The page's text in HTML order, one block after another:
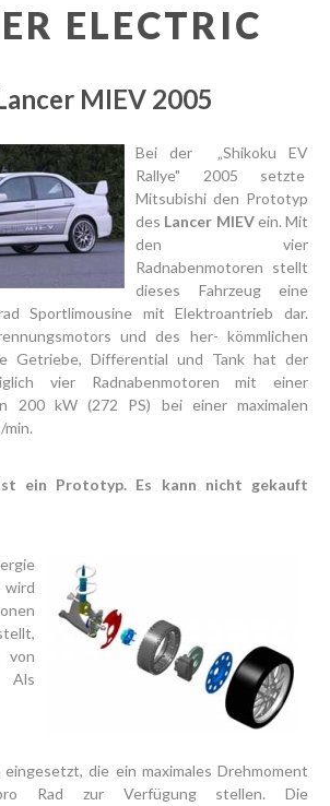
ELECTRIC
MIEV 2005
Bei der „Shikoku EV
Rallye" 2005 setzte
Mitsubishi den Prototyp
des Lancer MIEVein. Mit
den vier
Radnabenmotoren stellt
dieses Fahrzeug eine
Sportlimousine mit Elektroantrieb dar.
und des her- kömmlichen
Getriebe, Differential und Tank hat der
vier Radnabenmotoren mit einer
200 kW (272 PS) bei einer maximalen
min.
ein Prototyp. Es kann nicht gekauft
von
Als
eingesetzt, die ein maximales Drehmoment
Rad zur Verfügung stellen. Die